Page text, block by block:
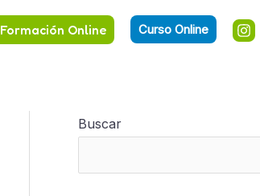
Formación Online Curso Online
Buscar